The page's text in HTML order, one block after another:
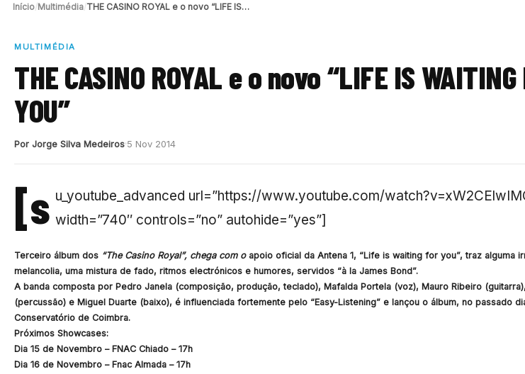
Início Multimédia THE CASINO ROYAL e o novo “LIFE IS…
MULTIMÉDIA
THE CASINO ROYAL e o novo “LIFE IS WAITING
YOU”
Por Jorge Silva Medeiros 5 Nov 2014
[s u_youtube_advanced url=”https://www.youtube.com/
width=”740″ controls=”no” autohide=”yes”]
Terceiro álbum dos “The Casino Royal”, chega com oapoio oficial da Antena 1, “Life is waiting for you”, traz alguma
melancolia, uma mistura de fado, ritmos electrónicos e humores, servidos “à la James Bond”.
A banda composta por Pedro Janela (composição, produção, teclado), Mafalda Portela (voz), Mauro Ribeiro
(percussão) e Miguel Duarte (baixo), é influenciada fortemente pelo “Easy-Listening” e lançou o álbum, no passado
Conservatório de Coimbra.
Próximos Showcases:
Dia 15 de Novembro – FNAC Chiado – 17h
Dia 16 de Novembro – Fnac Almada – 17h